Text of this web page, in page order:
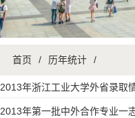
首页 / 历年统计 /
2013年浙江工业大学外省录取
2013年第一批中外合作专业一